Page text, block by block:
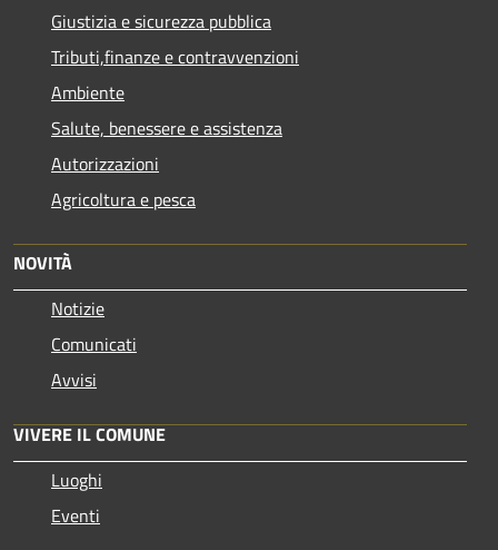
Giustizia e sicurezza pubblica
Tributi,finanze e contravvenzioni
Ambiente
Salute, benessere e assistenza
Autorizzazioni
Agricoltura e pesca
NOVITÀ
Notizie
Comunicati
Avvisi
VIVERE IL COMUNE
Luoghi
Eventi